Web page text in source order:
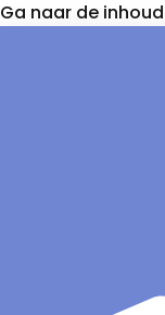
Ga naar de inhoud